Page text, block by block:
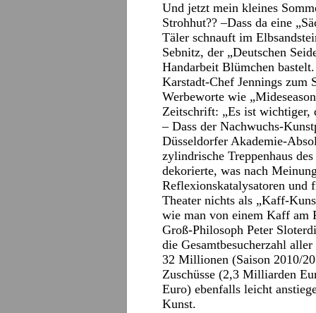
Und jetzt mein kleines
Strohhut?? –Dass da eine
Täler schnauft im
Sebnitz, der „Deutschen
Handarbeit Blümchen
Karstadt-Chef Jennings zum
Werbeworte wie
Zeitschrift: „Es ist wichtiger,
– Dass der Nachwuchs-
Düsseldorfer Akademie-
zylindrische Treppenhaus
dekorierte, was nach
Reflexionskatalysatoren und
Theater nichts als „Kaff-
wie man von einem Kaff am
Groß-Philosoph Peter
die Gesamtbesucherzahl
32 Millionen (Saison 2010/
Zuschüsse (2,3 Milliarden
Euro) ebenfalls leicht
Kunst.